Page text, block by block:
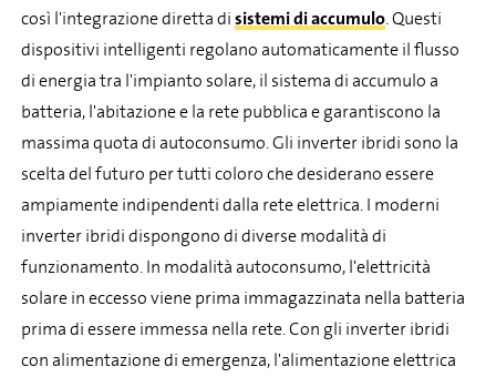
così l'integrazione diretta disistemi di accumulo. Questi
dispositivi intelligenti regolano automaticamente il flusso
di energia tra l'impianto solare, il sistema di accumulo a
batteria, l'abitazione e la rete pubblica e garantiscono la
massima quota di autoconsumo. Gli inverter ibridi sono la
scelta del futuro per tutti coloro che desiderano essere
ampiamente indipendenti dalla rete elettrica. I moderni
inverter ibridi dispongono di diverse modalità di
funzionamento. In modalità autoconsumo, l'elettricità
solare in eccesso viene prima immagazzinata nella batteria
prima di essere immessa nella rete. Con gli inverter ibridi
con alimentazione di emergenza, l'alimentazione elettrica